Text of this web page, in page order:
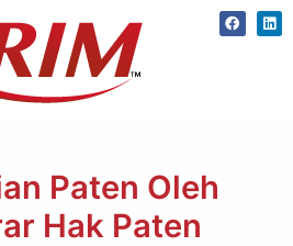
Paten Oleh
Hak Paten